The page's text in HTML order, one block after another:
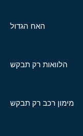
האח הגדול
הלוואות רק תבקש
מימון רכב רק תבקש